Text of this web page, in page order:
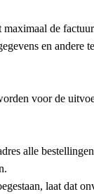
de
en andere
voor de
alle
laat dat